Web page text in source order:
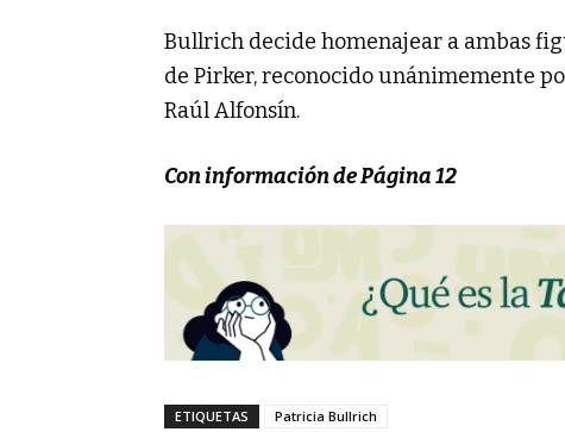
Bullrich decide homenajear a ambas
de Pirker, reconocido unánimemente
Raúl Alfonsín.
Con información de Página 12
ETIQUETAS Patricia Bullrich